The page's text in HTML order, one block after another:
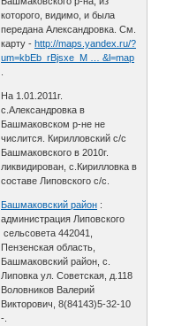
которого, видимо, и была
передана Александровка. См.
карту - http://maps.yandex.ru/?
um=kbEb_rBjsxe_M … &l=map
На 1.01.2011г.
с.Александровка в
Башмаковском р-не не
числится. Кирилловский с/с
Башмаковского в 2010г.
ликвидирован, с.Кирилловка в
составе Липовского с/с.
Башмаковский район :
администрация Липовского
сельсовета 442041,
Пензенская область,
Башмаковский район, с.
Липовка ул. Советская, д.118
Воловников Валерий
Викторович, 8(84143)5-32-10
-.